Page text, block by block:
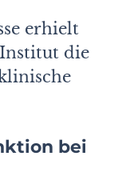
erhielt
die
bei